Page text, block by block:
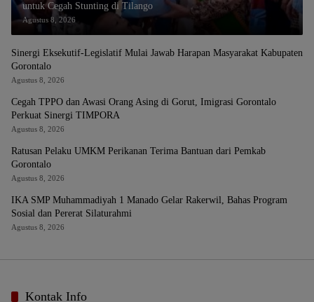
untuk Cegah Stunting di Tilango
Agustus 8, 2026
Sinergi Eksekutif-Legislatif Mulai Jawab Harapan Masyarakat Kabupaten
Gorontalo
Agustus 8, 2026
Cegah TPPO dan Awasi Orang Asing di Gorut, Imigrasi Gorontalo
Perkuat Sinergi TIMPORA
Agustus 8, 2026
Ratusan Pelaku UMKM Perikanan Terima Bantuan dari Pemkab
Gorontalo
Agustus 8, 2026
IKA SMP Muhammadiyah 1 Manado Gelar Rakerwil, Bahas Program
Sosial dan Pererat Silaturahmi
Agustus 8, 2026
Kontak Info